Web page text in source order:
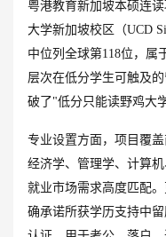
粤港教育新加坡本硕连
大学新加坡校区（UCD
中位列全球第118位，属
层次在低分学生可触及
破了"低分只能读野鸡大
专业设置方面，项目覆
经济学、管理学、计算
就业市场需求高度匹配
确承诺所获学历支持中